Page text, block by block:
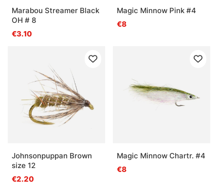
Marabou Streamer Black
OH # 8
€3.10
Magic Minnow Pink #4
€8
Johnsonpuppan Brown
size 12
€2.20
Magic Minnow Chartr. #4
€8